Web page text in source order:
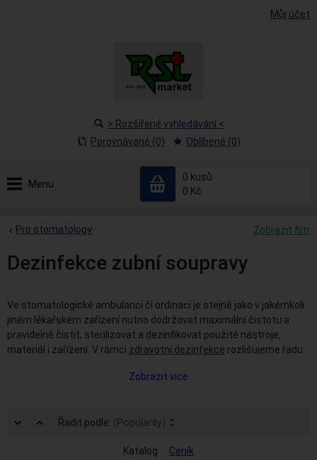
Můj účet
Menu
0 kusů
0 Kč
> Rozšířené vyhledávání <
Porovnávané (0)
Oblíbené (0)
Zobrazit filtr
Pro stomatology
Dezinfekce zubní soupravy
Ve stomatologické ambulanci či ordinaci je stejně jako v jakémkoli
jiném lékařském zařízení nutno dodržovat maximální čistotu a
pravidelně čistit, sterilizovat a dezinfikovat použité nástroje,
materiál i zařízení. V rámci zdravotní dezinfekce rozlišujeme řadu
čištění a dezinfekci stomatologických souprav tj. plivátek,
Dezinfekční roztoky a přípravky určené k čištění zubních souprav
zbytky patogenů. Vyznačují se vysokým antimikrobiálním účinkem,
Zobrazit více
Řadit podle: (Popularity)
Katalog Ceník